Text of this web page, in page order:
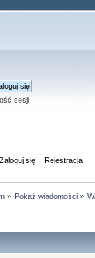
sesji
Zaloguj się Rejestracja
» Pokaż wiadomości»